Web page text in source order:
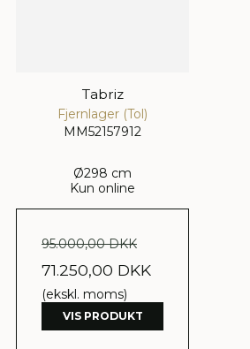
Tabriz
Fjernlager (Tol)
MM52157912
Ø298 cm
Kun online
95.000,00 DKK
71.250,00 DKK
(ekskl. moms)
VIS PRODUKT